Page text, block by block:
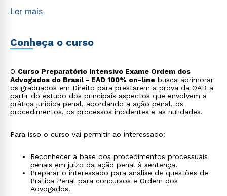
Ler mais
Conheça o curso
O Curso Preparatório Intensivo Exame Ordem dos
Advogados do Brasil - EAD 100% on-line busca aprimorar
os graduados em Direito para prestarem a prova da OAB a
partir do estudo dos principais aspectos que envolvem a
prática jurídica penal, abordando a ação penal, os
procedimentos, os processos incidentes e as nulidades.
Para isso o curso vai permitir ao interessado:
Reconhecer a base dos procedimentos processuais
penais em juízo da ação penal à sentença.
Preparar o interessado para análise de questões de
Prática Penal para concursos e Ordem dos
Advogados.